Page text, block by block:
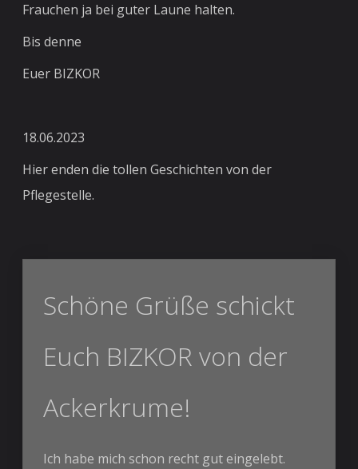
Frauchen ja bei guter Laune halten.
Bis denne
Euer BIZKOR
18.06.2023
Hier enden die tollen Geschichten von der
Pflegestelle.
Schöne Grüße schickt
Euch BIZKOR von der
Ackerkrume!
Ich habe mich schon recht gut eingelebt.